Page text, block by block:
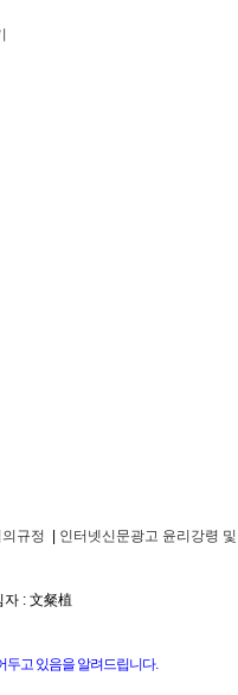
규정 인터넷신문광고 윤리강령
자 : 文粲植
두고 있음을 알려드립니다.